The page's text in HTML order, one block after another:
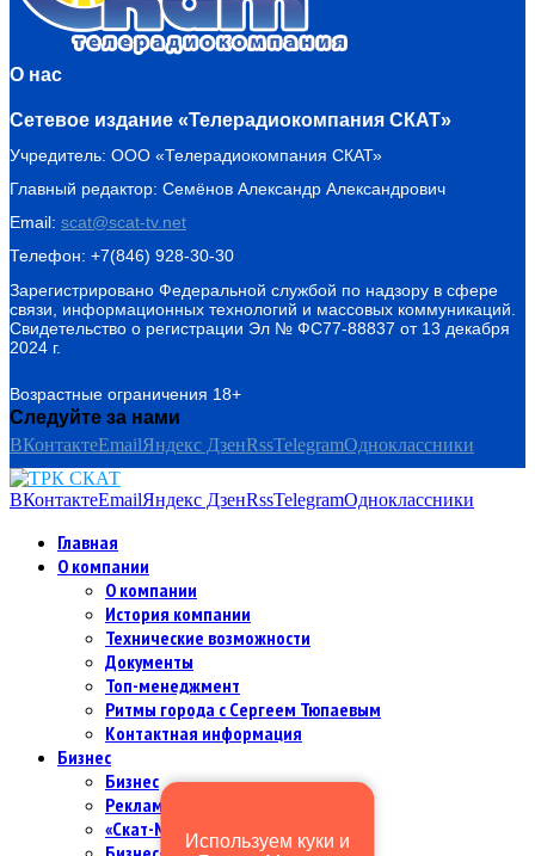
О нас
Сетевое издание «Телерадиокомпания СКАТ»
Учредитель: ООО «Телерадиокомпания СКАТ»
Главный редактор: Семёнов Александр Александрович
Email: scat@scat-tv.net
Телефон: +7(846) 928-30-30
Зарегистрировано Федеральной службой по надзору в сфере
связи, информационных технологий и массовых коммуникаций.
Свидетельство о регистрации Эл № ФС77-88837 от 13 декабря
2024 г.
Возрастные ограничения 18+
Следуйте за нами
ВКонтактеEmailЯндекс ДзенRssTelegramОдноклассники
ВКонтактеEmailЯндекс ДзенRssTelegramОдноклассники
Главная
О компании
О компании
История компании
Технические возможности
Документы
Топ-менеджмент
Ритмы города с Сергеем Тюпаевым
Контактная информация
Бизнес
Бизнес
Рекламодателям и партнерам
«Скат-МИР Premium» в цифрах
Используем куки и